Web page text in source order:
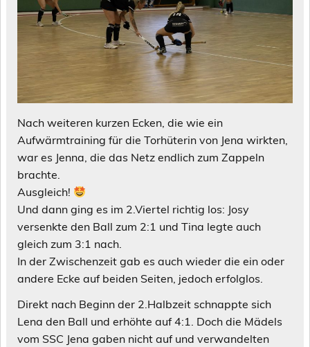
Nach weiteren kurzen Ecken, die wie ein
Aufwärmtraining für die Torhüterin von Jena wirkten,
war es Jenna, die das Netz endlich zum Zappeln
brachte.
Ausgleich!
Und dann ging es im 2.Viertel richtig los: Josy
versenkte den Ball zum 2:1 und Tina legte auch
gleich zum 3:1 nach.
In der Zwischenzeit gab es auch wieder die ein oder
andere Ecke auf beiden Seiten, jedoch erfolglos.
Direkt nach Beginn der 2.Halbzeit schnappte sich
Lena den Ball und erhöhte auf 4:1. Doch die Mädels
vom SSC Jena gaben nicht auf und verwandelten